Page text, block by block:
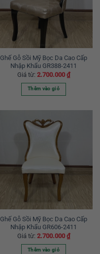
Các
tùy
chọn
thể
được
chọn
trên
trang
sản
Ghế Gỗ Sồi Mỹ Bọc Da Cao Cấp
Nhập Khẩu GR388-2411
Giá từ: 2.700.000 ₫
Thêm vào giỏ
phẩm
này
có
nhiều
thể
được
chọn
trên
trang
Ghế Gỗ Sồi Mỹ Bọc Da Cao Cấp
Nhập Khẩu GR606-2411
Giá từ: 2.700.000 ₫
Thêm vào giỏ